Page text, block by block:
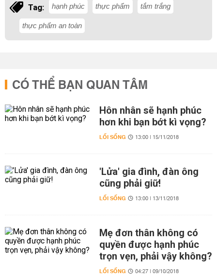
Tag: hạnh phúc thực phẩm tắm trắng
thực phẩm an toàn
CÓ THỂ BẠN QUAN TÂM
Hôn nhân sẽ hạnh phúc
hơn khi bạn bớt kì vọng?
LỐI SỐNG 13:00 | 15/11/2018
'Lửa' gia đình, đàn ông
cũng phải giữ!
LỐI SỐNG 13:00 | 13/11/2018
Mẹ đơn thân không có
quyền được hạnh phúc
trọn vẹn, phải vậy không?
LỐI SỐNG 04:27 | 09/10/2018